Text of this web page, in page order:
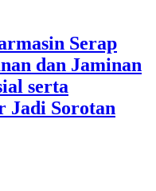
Serap
dan Jaminan
serta
Jadi Sorotan